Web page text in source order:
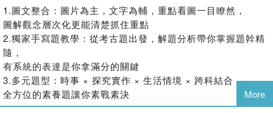
1.圖文整合：圖片為主，文字為輔，重點看圖一目瞭然，
圖解觀念層次化更能清楚抓住重點
2.獨家手寫題教學：從考古題出發，解題分析帶你掌握題幹精
隨，
有系統的表達是你拿滿分的關鍵
3.多元題型：時事 × 探究實作 × 生活情境 × 跨科結合，
全方位的素養題讓你素戰素決
More